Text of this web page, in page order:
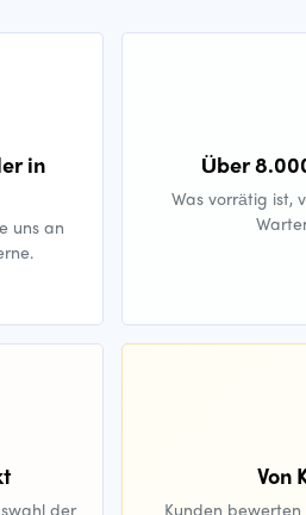
in
uns an
Über
Was vorrätig ist,
der
Von
Kunden